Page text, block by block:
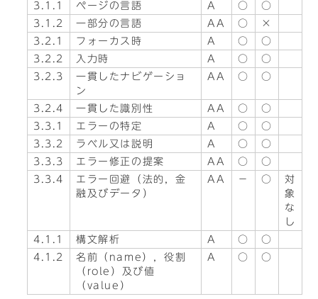
3.1.1
ページの言語 A ○
○
3.1.2
一部分の言語 AA ○
×
3.2.1
フォーカス時 A ○
○
3.2.2
入力時 A ○
○
3.2.3
一貫したナビゲーショ
ン
AA ○ ○
3.2.4 一貫した識別性 AA ○
○
3.3.1
エラーの特定 A ○
○
3.3.2
ラベル又は説明 A ○
○
3.3.3
エラー修正の提案 AA ○
○
3.3.4
エラー回避（法的，金
融及びデータ）
AA － ○
対
象
な
し
4.1.1
構文解析 A ○
○
4.1.2
名前（name），役割
（role）及び値
（value）
A ○ ○